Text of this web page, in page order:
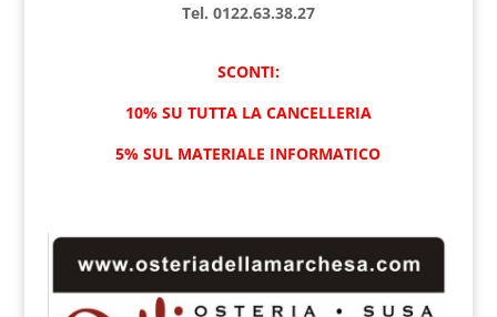
Tel. 0122.63.38.27
SCONTI:
10% SU TUTTA LA CANCELLERIA
5% SUL MATERIALE INFORMATICO